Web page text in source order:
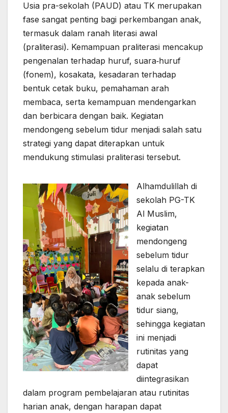
Usia pra-sekolah (PAUD) atau TK merupakan
fase sangat penting bagi perkembangan anak,
termasuk dalam ranah literasi awal
(praliterasi). Kemampuan praliterasi mencakup
pengenalan terhadap huruf, suara‐huruf
(fonem), kosakata, kesadaran terhadap
bentuk cetak buku, pemahaman arah
membaca, serta kemampuan mendengarkan
dan berbicara dengan baik. Kegiatan
mendongeng sebelum tidur menjadi salah satu
strategi yang dapat diterapkan untuk
mendukung stimulasi praliterasi tersebut.
Alhamdulillah di
sekolah PG-TK
Al Muslim,
kegiatan
mendongeng
sebelum tidur
selalu di terapkan
kepada anak-
anak sebelum
tidur siang,
sehingga kegiatan
ini menjadi
rutinitas yang
dapat
diintegrasikan
dalam program pembelajaran atau rutinitas
harian anak, dengan harapan dapat